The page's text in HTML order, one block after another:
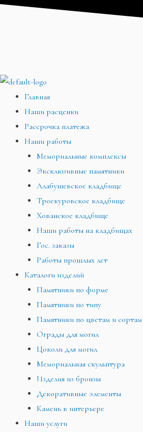
Перейти
Меню
Главная
Наши расценки
Рассрочка платежа
Наши работы
Мемориальные комплексы
Эксклюзивные памятники
Алабушевское кладбище
Троекуровское кладбище
Хованское кладбище
Наши работы на кладбищах
Гос. заказы
Работы прошлых лет
Каталоги изделий
Памятники по форме
Памятники по типу
Памятники по цветам и сортам
Ограды для могил
Цоколи для могил
Мемориальная скульптура
Изделия из бронзы
Декоративные элементы
Камень в интерьере
Наши услуги
Меню
Меню